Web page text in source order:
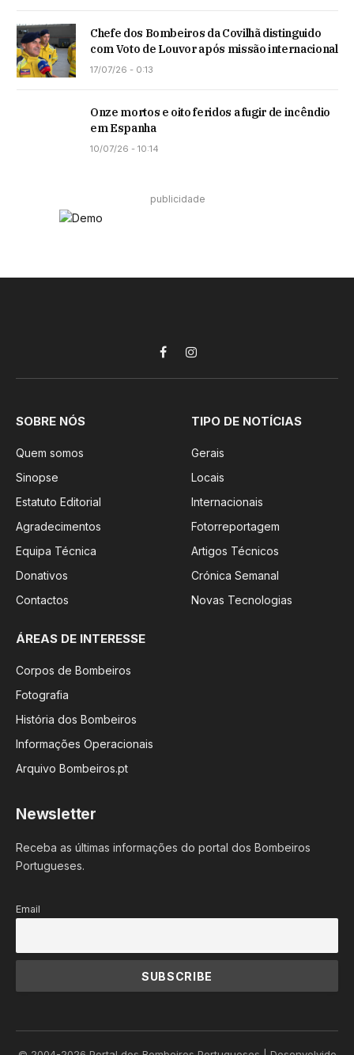
Chefe dos Bombeiros da Covilhã distinguido
com Voto de Louvor após missão internacional
17/07/26 - 0:13
Onze mortos e oito feridos a fugir de incêndio
em Espanha
10/07/26 - 10:14
publicidade
FacebookInstagram
SOBRE NÓS
Quem somos
Sinopse
Estatuto Editorial
Agradecimentos
Equipa Técnica
Donativos
Contactos
TIPO DE NOTÍCIAS
Gerais
Locais
Internacionais
Fotorreportagem
Artigos Técnicos
Crónica Semanal
Novas Tecnologias
ÁREAS DE INTERESSE
Corpos de Bombeiros
Fotografia
História dos Bombeiros
Informações Operacionais
Arquivo Bombeiros.pt
Newsletter
Receba as últimas informações do portal dos Bombeiros
Portugueses.
Email